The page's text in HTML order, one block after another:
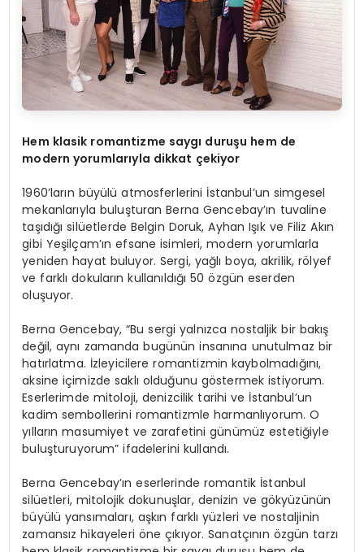
Hem klasik romantizme saygı duruşu hem de
modern yorumlarıyla dikkat çekiyor
1960’ların büyülü atmosferlerini İstanbul’un simgesel
mekanlarıyla buluşturan Berna Gencebay’ın tuvaline
taşıdığı silüetlerde Belgin Doruk, Ayhan Işık ve Filiz Akın
gibi Yeşilçam’ın efsane isimleri, modern yorumlarla
yeniden hayat buluyor. Sergi, yağlı boya, akrilik, rölyef
ve farklı dokuların kullanıldığı 50 özgün eserden
oluşuyor.
Berna Gencebay, “Bu sergi yalnızca nostaljik bir bakış
değil, aynı zamanda bugünün insanına unutulmaz bir
hatırlatma. İzleyicilere romantizmin kaybolmadığını,
aksine içimizde saklı olduğunu göstermek istiyorum.
Eserlerimde mitoloji, denizcilik tarihi ve İstanbul’un
kadim sembollerini romantizmle harmanlıyorum. O
yılların masumiyet ve zarafetini günümüz estetiğiyle
buluşturuyorum” ifadelerini kullandı.
Berna Gencebay’ın eserlerinde romantik İstanbul
silüetleri, mitolojik dokunuşlar, denizin ve gökyüzünün
büyülü yansımaları, aşkın farklı yüzleri ve nostaljinin
zamansız hikayeleri öne çıkıyor. Sanatçının özgün tarzı